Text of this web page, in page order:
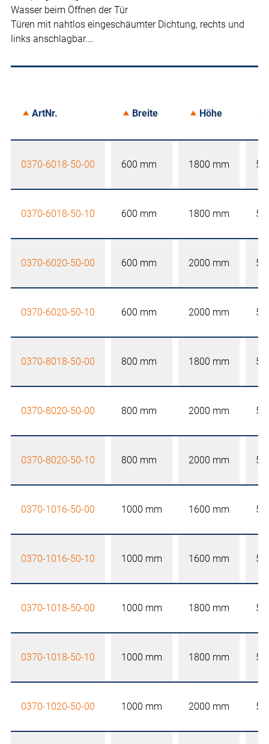
Wasser beim Öffnen der Tür
Türen mit nahtlos eingeschäumter Dichtung, rechts und
links anschlagbar.…
ArtNr. Breite Höhe
0370-6018-50-00 600 mm 1800 mm
0370-6018-50-10 600 mm 1800 mm
0370-6020-50-00 600 mm 2000 mm
0370-6020-50-10 600 mm 2000 mm
0370-8018-50-00 800 mm 1800 mm
0370-8020-50-00 800 mm 2000 mm
0370-8020-50-10 800 mm 2000 mm
0370-1016-50-00 1000 mm 1600 mm
0370-1016-50-10 1000 mm 1600 mm
0370-1018-50-00 1000 mm 1800 mm
0370-1018-50-10 1000 mm 1800 mm
0370-1020-50-00 1000 mm 2000 mm